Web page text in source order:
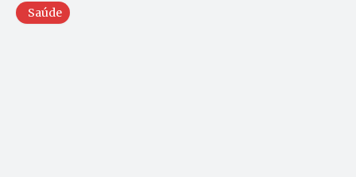
Saúde